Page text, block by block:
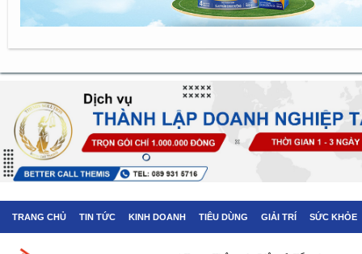
TRANG CHỦ TIN TỨC KINH DOANH TIÊU DÙNG GIẢI TRÍ SỨC KHỎE